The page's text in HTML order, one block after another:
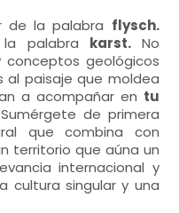
de la palabra flysch.
palabra karst. No
geológicos
al paisaje que moldea
a acompañar en tu
Sumérgete de primera
que combina con
territorio que aúna un
internacional y
cultura singular y una